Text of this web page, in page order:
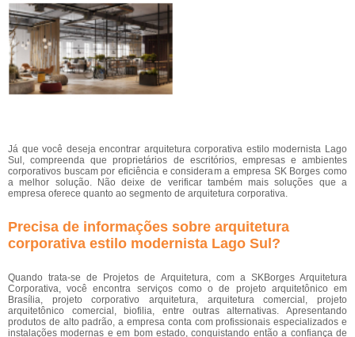
Já que você deseja encontrar arquitetura corporativa estilo modernista Lago
Sul, compreenda que proprietários de escritórios, empresas e ambientes
corporativos buscam por eficiência e consideram a empresa SK Borges como
a melhor solução. Não deixe de verificar também mais soluções que a
empresa oferece quanto ao segmento de arquitetura corporativa.
Precisa de informações sobre arquitetura
corporativa estilo modernista Lago Sul?
Quando trata-se de Projetos de Arquitetura, com a SKBorges Arquitetura
Corporativa, você encontra serviços como o de projeto arquitetônico em
Brasília, projeto corporativo arquitetura, arquitetura comercial, projeto
arquitetônico comercial, biofilia, entre outras alternativas. Apresentando
produtos de alto padrão, a empresa conta com profissionais especializados e
instalações modernas e em bom estado, conquistando então a confiança de